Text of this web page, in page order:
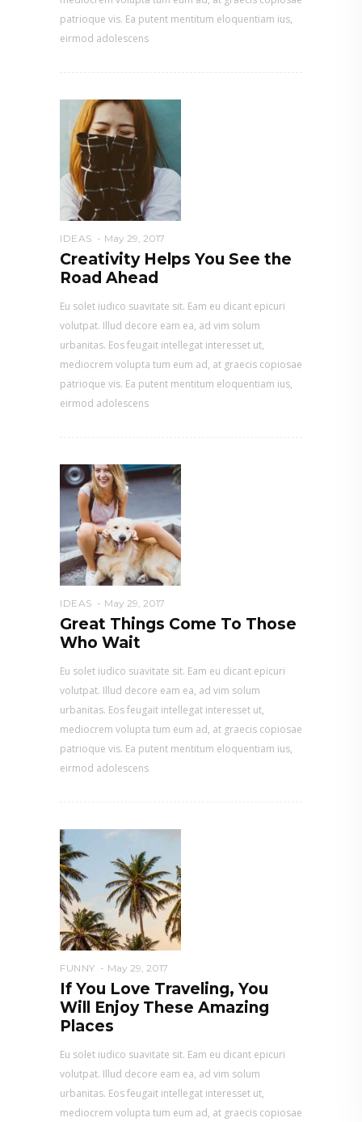
patrioque vis. Ea putent mentitum eloquentiam ius,
eirmod adolescens
IDEAS May 29, 2017
Creativity Helps You See the
Road Ahead
Eu solet iudico suavitate sit. Eam eu dicant epicuri
volutpat. Illud decore eam ea, ad vim solum
urbanitas. Eos feugait intellegat interesset ut,
mediocrem volupta tum eum ad, at graecis copiosae
patrioque vis. Ea putent mentitum eloquentiam ius,
eirmod adolescens
IDEAS May 29, 2017
Great Things Come To Those
Who Wait
Eu solet iudico suavitate sit. Eam eu dicant epicuri
volutpat. Illud decore eam ea, ad vim solum
urbanitas. Eos feugait intellegat interesset ut,
mediocrem volupta tum eum ad, at graecis copiosae
patrioque vis. Ea putent mentitum eloquentiam ius,
eirmod adolescens
FUNNY May 29, 2017
If You Love Traveling, You
Will Enjoy These Amazing
Places
Eu solet iudico suavitate sit. Eam eu dicant epicuri
volutpat. Illud decore eam ea, ad vim solum
urbanitas. Eos feugait intellegat interesset ut,
mediocrem volupta tum eum ad, at graecis copiosae